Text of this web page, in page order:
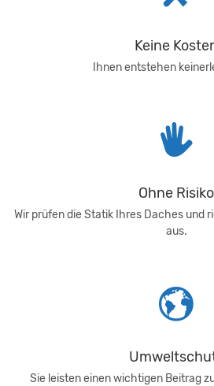
Keine
Ihnen entstehen
Ohne Risiko
Wir prüfen die Statik Ihres Daches und
aus.
Sie leisten einen wichtigen Beitrag